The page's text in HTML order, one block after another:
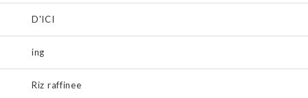
D'ICI
ing
Riz raffinee